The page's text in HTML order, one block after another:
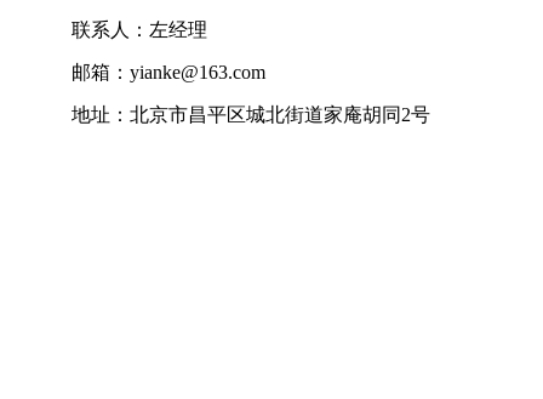
联系人：左经理
邮箱：yianke@163.com
地址：北京市昌平区城北街道家庵胡同2号